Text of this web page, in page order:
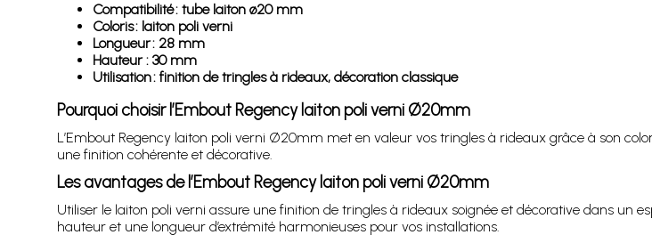
Compatibilité : tube laiton ø20 mm
Coloris : laiton poli verni
Longueur : 28 mm
Hauteur : 30 mm
Utilisation : finition de tringles à rideaux, décoration classique
Pourquoi choisir l’Embout Regency laiton poli verni Ø20mm
L’Embout Regency laiton poli verni Ø20mm met en valeur vos tringles à rideaux grâce à son
une finition cohérente et décorative.
Les avantages de l’Embout Regency laiton poli verni Ø20mm
Utiliser le laiton poli verni assure une finition de tringles à rideaux soignée et décorative dans un
hauteur et une longueur d’extrémité harmonieuses pour vos installations.